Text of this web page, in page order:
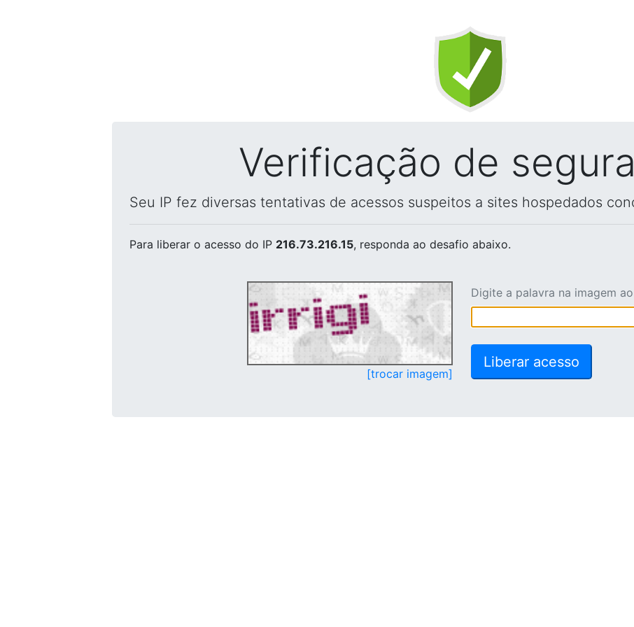
Verificação de
Seu IP fez diversas tentativas de acessos suspeitos a sites hospedados
Para liberar o acesso do IP 216.73.216.15, responda ao desafio abaixo.
[trocar imagem]
Digite a palavra na imagem